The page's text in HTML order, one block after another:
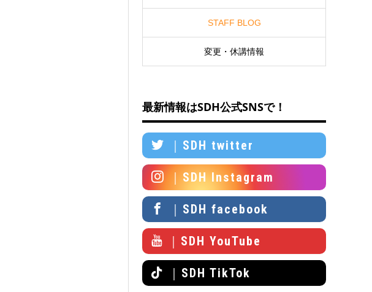
STAFF BLOG
変更・休講情報
最新情報はSDH公式SNSで！
｜SDH twitter
｜SDH Instagram
｜SDH facebook
｜SDH YouTube
｜SDH TikTok